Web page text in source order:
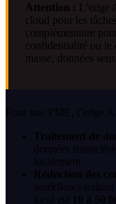
Attention : L’edge
cloud pour les
complémentaire
confidentialité ou le
masse, données
Pour une PME, l’edge
Traitement de
données
localement
Réduction des
workflows traitant
local est
10 à 50